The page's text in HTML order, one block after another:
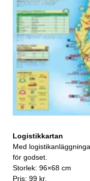
Logistikkartan
Med
för godset.
Storlek: 96×68 cm
Pris: 99 kr.